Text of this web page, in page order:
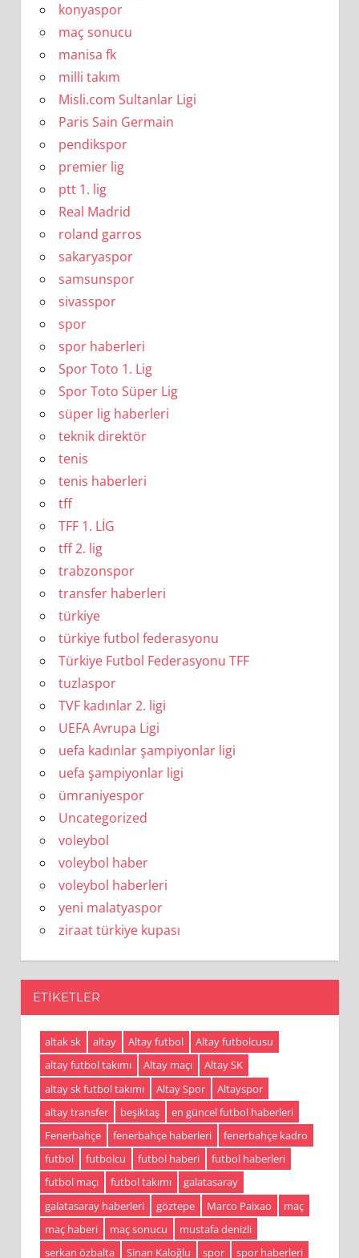
konyaspor
maç sonucu
manisa fk
milli takım
Misli.com Sultanlar Ligi
Paris Sain Germain
pendikspor
premier lig
ptt 1. lig
Real Madrid
roland garros
sakaryaspor
samsunspor
sivasspor
spor
spor haberleri
Spor Toto 1. Lig
Spor Toto Süper Lig
süper lig haberleri
teknik direktör
tenis
tenis haberleri
tff
TFF 1. LİG
tff 2. lig
trabzonspor
transfer haberleri
türkiye
türkiye futbol federasyonu
Türkiye Futbol Federasyonu TFF
tuzlaspor
TVF kadınlar 2. ligi
UEFA Avrupa Ligi
uefa kadınlar şampiyonlar ligi
uefa şampiyonlar ligi
ümraniyespor
Uncategorized
voleybol
voleybol haber
voleybol haberleri
yeni malatyaspor
ziraat türkiye kupası
ETIKETLER
altak sk altay Altay futbol
Altay futbolcusu
altay futbol takımı
Altay maçı
Altay SK
altay sk futbol takımı
Altay Spor
Altayspor
altay transfer
beşiktaş
en güncel futbol haberleri
Fenerbahçe
fenerbahçe haberleri
fenerbahçe kadro
futbol
futbolcu futbol haberi
futbol haberleri
futbol maçı
futbol takımı
galatasaray
galatasaray haberleri
göztepe Marco Paixao
maç
maç haberi
maç sonucu
mustafa denizli
serkan özbalta
Sinan Kaloğlu spor spor haberleri